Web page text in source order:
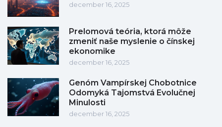
december 16, 2025
Prelomová teória, ktorá môže
zmeniť naše myslenie o čínskej
ekonomike
december 16, 2025
Genóm Vampírskej Chobotnice
Odomyká Tajomstvá Evolučnej
Minulosti
december 16, 2025